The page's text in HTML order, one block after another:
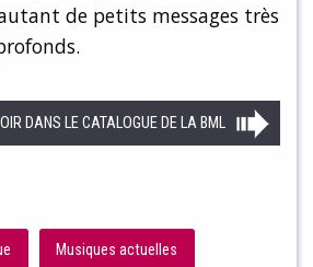
de petits messages très
DANS LE CATALOGUE DE LA BML
Musiques actuelles